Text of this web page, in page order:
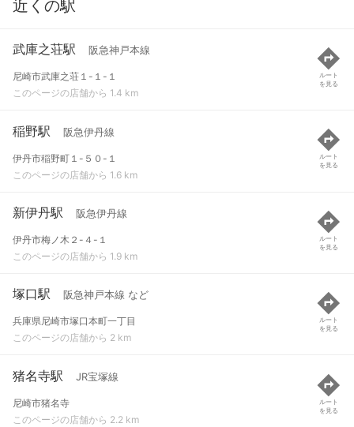
近くの駅
武庫之荘駅 阪急神戸本線
尼崎市武庫之荘１-１-１
このページの店舗から 1.4 km
ルート
を見る
稲野駅 阪急伊丹線
伊丹市稲野町１-５０-１
このページの店舗から 1.6 km
ルート
を見る
新伊丹駅 阪急伊丹線
伊丹市梅ノ木２-４-１
このページの店舗から 1.9 km
ルート
を見る
塚口駅 阪急神戸本線 など
兵庫県尼崎市塚口本町一丁目
このページの店舗から 2 km
ルート
を見る
猪名寺駅 JR宝塚線
尼崎市猪名寺
このページの店舗から 2.2 km
ルート
を見る